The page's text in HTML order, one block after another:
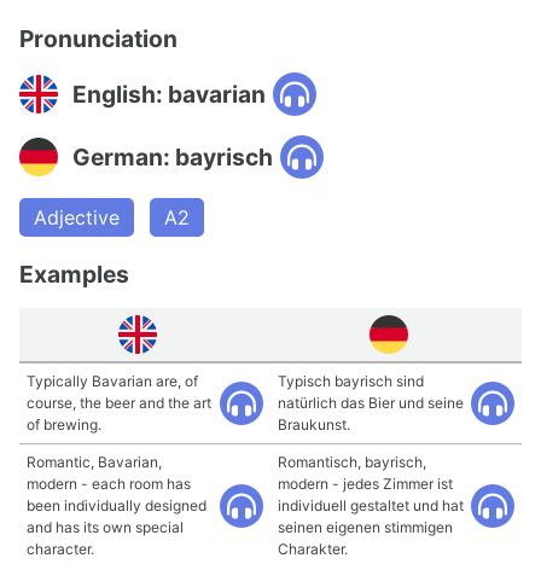
Pronunciation
English: bavarian
German: bayrisch
Adjective A2
Examples
Typically Bavarian are, of
course, the beer and the art
of brewing.
Typisch bayrisch sind
natürlich das Bier und seine
Braukunst.
Romantic, Bavarian,
modern - each room has
been individually designed
and has its own special
character.
Romantisch, bayrisch,
modern - jedes Zimmer ist
individuell gestaltet und hat
seinen eigenen stimmigen
Charakter.